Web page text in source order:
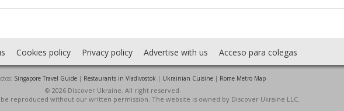
Cookies policy Privacy policy Advertise with us Acceso para colegas
Singapore Travel Guide| Restaurants in Vladivostok | Ukrainian Cuisine| Rome Metro Map
© 2026 Discover Ukraine. All right reserved.
reproduced without our written permission. The website is owned by Discover Ukraine LLC.